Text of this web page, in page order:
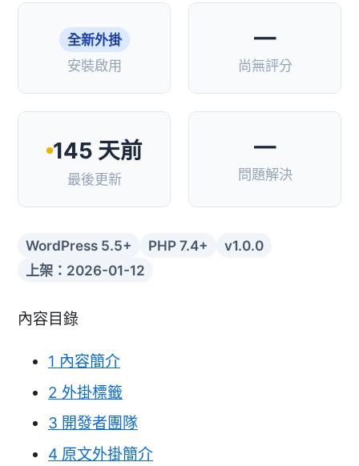
全新外掛
安裝啟用
—
尚無評分
145 天前
最後更新
—
問題解決
WordPress 5.5+ PHP 7.4+
v1.0.0
上架：2026-01-12
內容目錄
1 內容簡介
2 外掛標籤
3 開發者團隊
4 原文外掛簡介